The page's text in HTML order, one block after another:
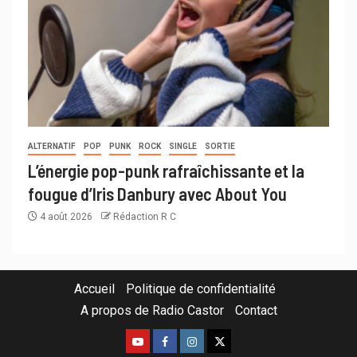
ALTERNATIF POP PUNK ROCK SINGLE SORTIE
L’énergie pop-punk rafraîchissante et la
fougue d’Iris Danbury avec About You
4 août 2026 Rédaction R C
Accueil
Politique de confidentialité
A propos de Radio Castor
Contact